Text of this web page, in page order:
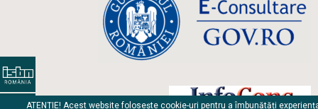
ATENȚIE! Acest website folosește cookie-uri pentru a îmbunătăți